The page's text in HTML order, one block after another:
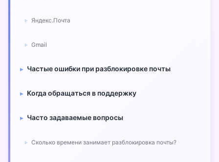
Яндекс.Почта
Gmail
Частые ошибки при разблокировке почты
Когда обращаться в поддержку
Часто задаваемые вопросы
Сколько времени занимает разблокировка почты?